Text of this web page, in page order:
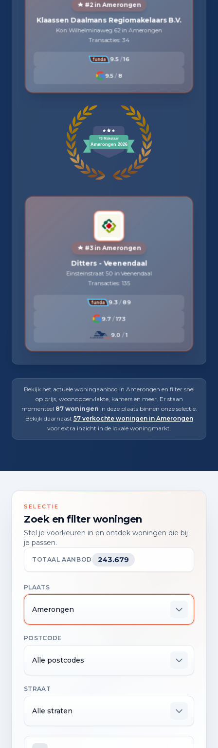
#2 in Amerongen
Klaassen Daalmans Regiomakelaars B.V.
Kon Wilhelminaweg 62 in Amerongen
Transacties: 34
9.5 / 16
9.5 /8
#3 in Amerongen
Ditters - Veenendaal
Einsteinstraat 50 in Veenendaal
Transacties: 135
9.3 /89
9.7 / 173
9.0 / 1
Bekijk het actuele woningaanbod in Amerongen en filter snel
op prijs, woonoppervlakte, kamers en meer. Er staan
momenteel 87 woningen in deze plaats binnen onze selectie.
Bekijk daarnaast 57 verkochte woningen in Amerongen
voor extra inzicht in de lokale woningmarkt.
SELECTIE
Zoek en filter woningen
Stel je voorkeuren in en ontdek woningen die bij
je passen.
TOTAAL AANBOD 243.679
PLAATS
Amerongen
POSTCODE
Alle postcodes
STRAAT
Alle straten